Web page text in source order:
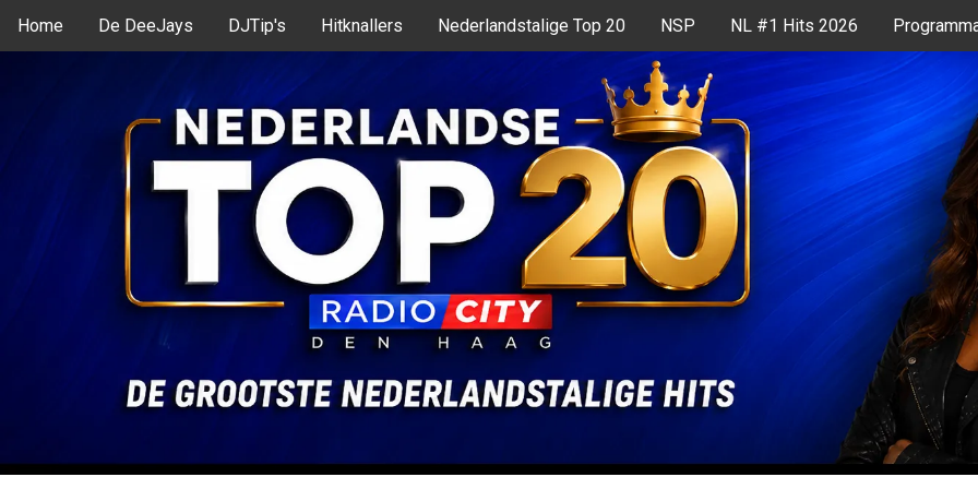
Home De DeeJays DJTip's Hitknallers Nederlandstalige Top 20 NSP NL #1 Hits 2026